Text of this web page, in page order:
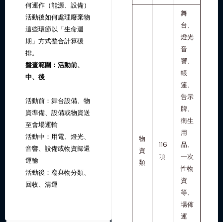
何運作（能源、設備）
活動後如何處理廢棄物
這些環節以「生命週
期」方式整合計算碳
排。
盤查範圍：活動前、
中、後
活動前：舞台設備、物
資準備、設備或物資送
至會場運輸
活動中：用電、燈光、
音響、設備或物資歸還
運輸
活動後：廢棄物分類、
回收、清運
物
資
類
116
項
舞
台、
燈光
音
響、
帳
篷、
告示
牌、
衛生
用
品、
一次
性物
資
等、
場佈
運